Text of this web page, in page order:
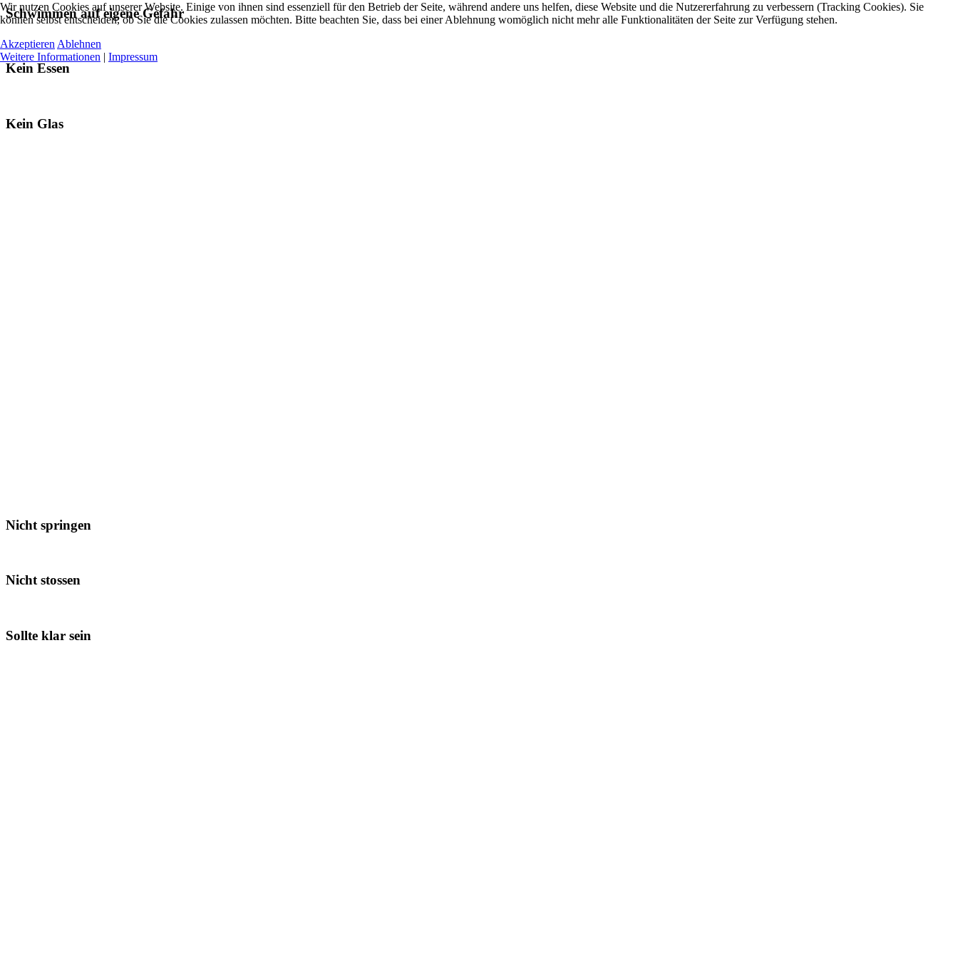
Schwimmen auf eigene Gefahr
Kein Essen
Kein Glas
Nicht springen
Nicht stossen
Sollte klar sein
Wir nutzen Cookies auf unserer Website. Einige von ihnen sind essenziell für den Betrieb der Seite, während andere uns helfen, diese Website und die Nutzererfahrung zu verbessern (Tracking Cookies). Sie
können selbst entscheiden, ob Sie die Cookies zulassen möchten. Bitte beachten Sie, dass bei einer Ablehnung womöglich nicht mehr alle Funktionalitäten der Seite zur Verfügung stehen.
Akzeptieren Ablehnen
Weitere Informationen | Impressum